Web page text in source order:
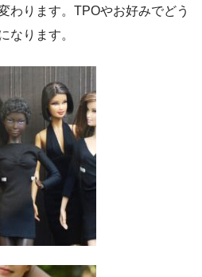
わります。TPOやお好みでどう
なります。